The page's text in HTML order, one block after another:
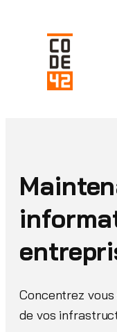
contenu
Concentrez
de vos